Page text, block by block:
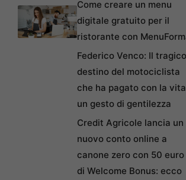
Come creare un menu
digitale gratuito per il
ristorante con
Federico Venco: Il tragico
destino del motociclista
che ha pagato con la vita
un gesto di gentilezza
Credit Agricole lancia un
nuovo conto online a
canone zero con 50 euro
di Welcome Bonus: ecco